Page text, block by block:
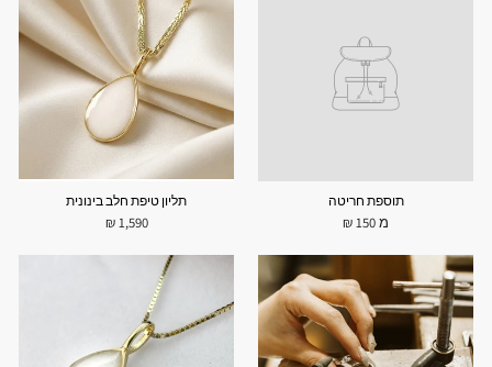
תוספת חריטה
מ 150 ₪
תליון טיפת חלב בינונית
1,590 ₪